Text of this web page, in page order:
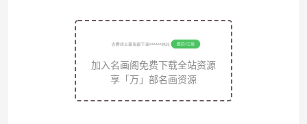
加入名画阁免费下载全站资源
享「万」部名画资源